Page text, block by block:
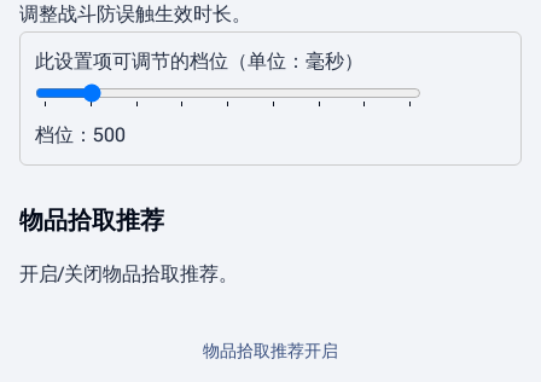
调整战斗防误触生效时长。
此设置项可调节的档位（单位：毫秒）
档位：500
物品拾取推荐
开启/关闭物品拾取推荐。
物品拾取推荐开启